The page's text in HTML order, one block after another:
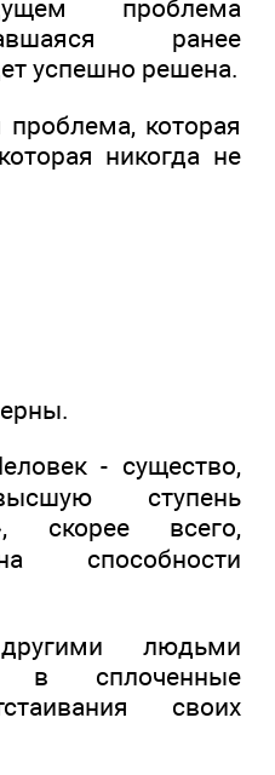
проблема
ранее
успешно решена.
которая
никогда не
- существо,
ступень
скорее всего,
способности
людьми
в сплоченные
своих